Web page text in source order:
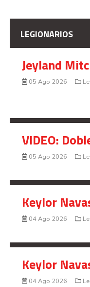
LEGIONARIOS
Jeyland
05 Ago 2026
VIDEO:
05 Ago 2026
Keylor
04 Ago 2026
Keylor
04 Ago 2026